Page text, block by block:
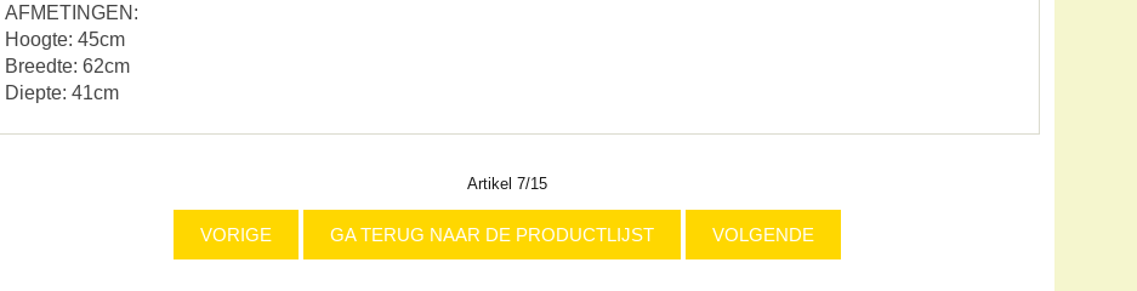
AFMETINGEN:
Hoogte: 45cm
Breedte: 62cm
Diepte: 41cm
Artikel 7/15
VORIGE GA TERUG NAAR DE PRODUCTLIJST VOLGENDE